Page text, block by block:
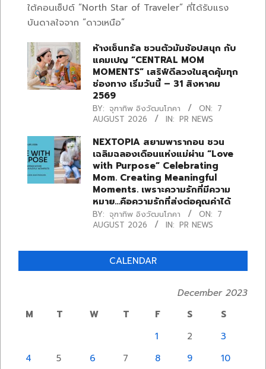
ใต้คอนเซ็ปต์ “North Star of Traveler” ที่ได้รับแรง
บันดาลใจจาก “ดาวเหนือ”
ห้างเซ็นทรัล ชวนตัวมัมช้อปสนุก กับ
แคมเปญ “CENTRAL MOM
MOMENTS” เสริฟ์ดีลวงในสุดคุ้มทุก
ช่องทาง เริ่มวันนี้ – 31 สิงหาคม
2569
BY: จุฑาทิพ อิงวัฒนโภคา ON: 7
AUGUST 2026
IN: PR NEWS
NEXTOPIA สยามพารากอน ชวน
เฉลิมฉลองเดือนแห่งแม่ผ่าน “Love
with Purpose” Celebrating
Mom. Creating Meaningful
Moments. เพราะความรักที่มีความ
หมาย…คือความรักที่ส่งต่อคุณค่าได้
BY: จุฑาทิพ อิงวัฒนโภคา ON: 7
AUGUST 2026
IN: PR NEWS
CALENDAR
December 2023
M
T W T F S
S
1
2
3
4
5 6 7 8 9
10